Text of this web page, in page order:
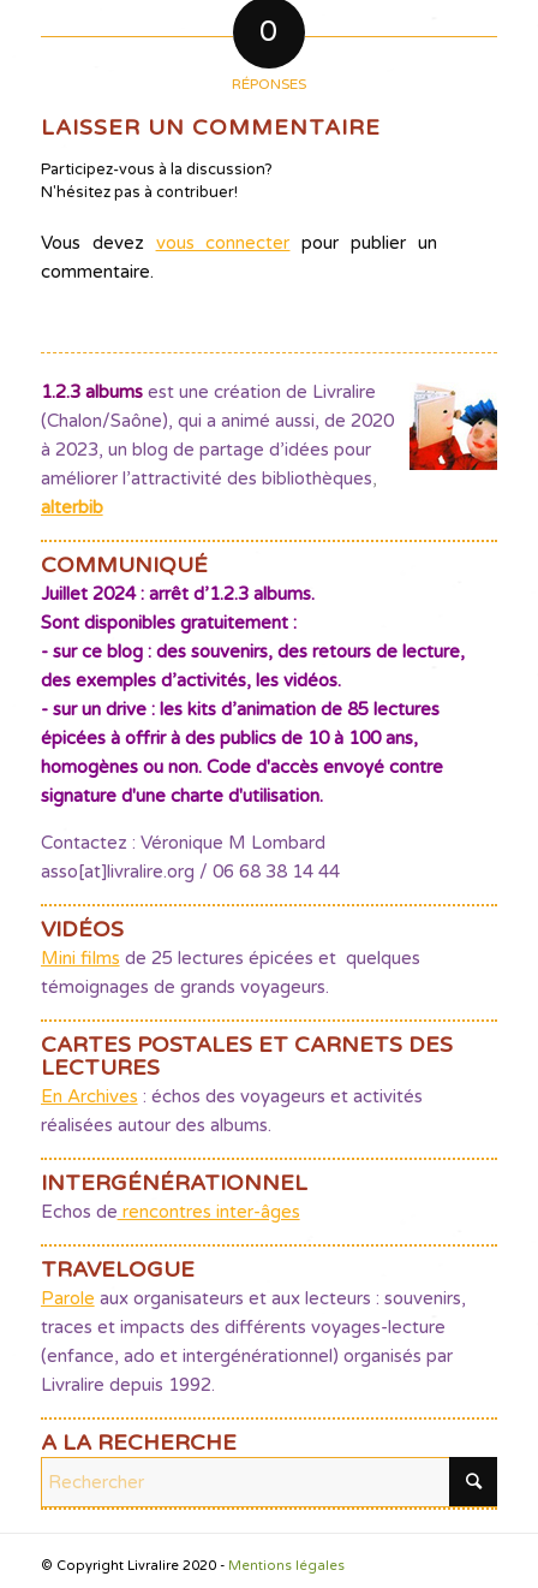
0
RÉPONSES
LAISSER UN COMMENTAIRE
Participez-vous à la discussion?
N'hésitez pas à contribuer!
Vous devez vous connecter pour publier un
commentaire.
1.2.3 albumsest une création de Livralire
(Chalon/Saône), qui a animé aussi, de 2020
à 2023, un blog de partage d’idées pour
améliorer l’attractivité des bibliothèques,
alterbib
COMMUNIQUÉ
Juillet 2024 : arrêt d’1.2.3 albums.
Sont disponibles gratuitement :
- sur ce blog : des souvenirs, des retours de lecture,
des exemples d’activités, les vidéos.
- sur un drive : les kits d’animation de 85 lectures
épicées à offrir à des publics de 10 à 100 ans,
homogènes ou non. Code d'accès envoyé contre
signature d'une charte d'utilisation.
Contactez : Véronique M Lombard
asso[at]livralire.org / 06 68 38 14 44
VIDÉOS
Mini films de 25 lectures épicées et quelques
témoignages de grands voyageurs.
CARTES POSTALES ET CARNETS DES
LECTURES
En Archives : échos des voyageurs et activités
réalisées autour des albums.
INTERGÉNÉRATIONNEL
Echos de rencontres inter-âges
TRAVELOGUE
Parole aux organisateurs et aux lecteurs : souvenirs,
traces et impacts des différents voyages-lecture
(enfance, ado et intergénérationnel) organisés par
Livralire depuis 1992.
A LA RECHERCHE
© Copyright Livralire 2020 - Mentions légales